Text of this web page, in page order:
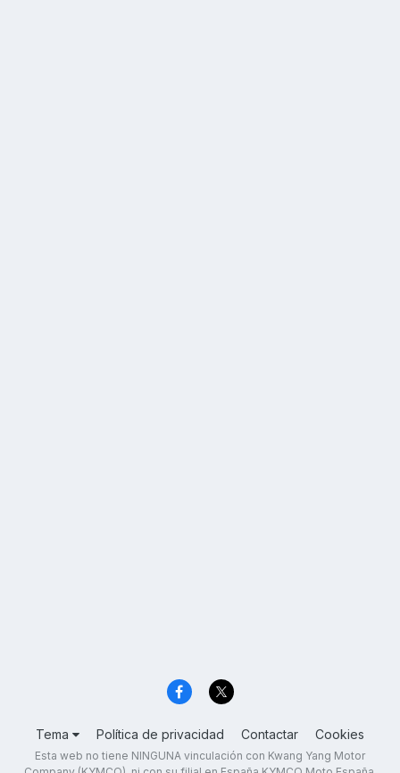
Tema Política de privacidad Contactar Cookies
Esta web no tiene NINGUNA vinculación con Kwang Yang Motor